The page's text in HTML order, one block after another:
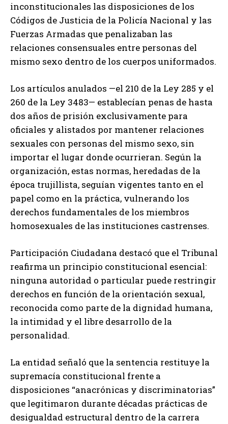
inconstitucionales las disposiciones de los
Códigos de Justicia de la Policía Nacional y las
Fuerzas Armadas que penalizaban las
relaciones consensuales entre personas del
mismo sexo dentro de los cuerpos uniformados.
Los artículos anulados —el 210 de la Ley 285 y el
260 de la Ley 3483— establecían penas de hasta
dos años de prisión exclusivamente para
oficiales y alistados por mantener relaciones
sexuales con personas del mismo sexo, sin
importar el lugar donde ocurrieran. Según la
organización, estas normas, heredadas de la
época trujillista, seguían vigentes tanto en el
papel como en la práctica, vulnerando los
derechos fundamentales de los miembros
homosexuales de las instituciones castrenses.
Participación Ciudadana destacó que el Tribunal
reafirma un principio constitucional esencial:
ninguna autoridad o particular puede restringir
derechos en función de la orientación sexual,
reconocida como parte de la dignidad humana,
la intimidad y el libre desarrollo de la
personalidad.
La entidad señaló que la sentencia restituye la
supremacía constitucional frente a
disposiciones “anacrónicas y discriminatorias”
que legitimaron durante décadas prácticas de
desigualdad estructural dentro de la carrera